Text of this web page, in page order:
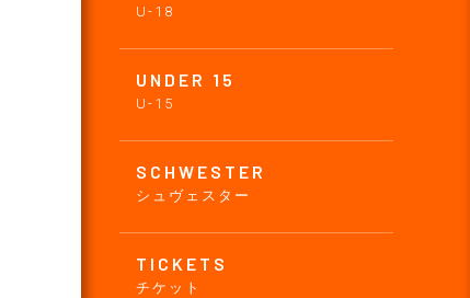
U-18
UNDER 15
U-15
SCHWESTER
シュヴェスター
TICKETS
チケット